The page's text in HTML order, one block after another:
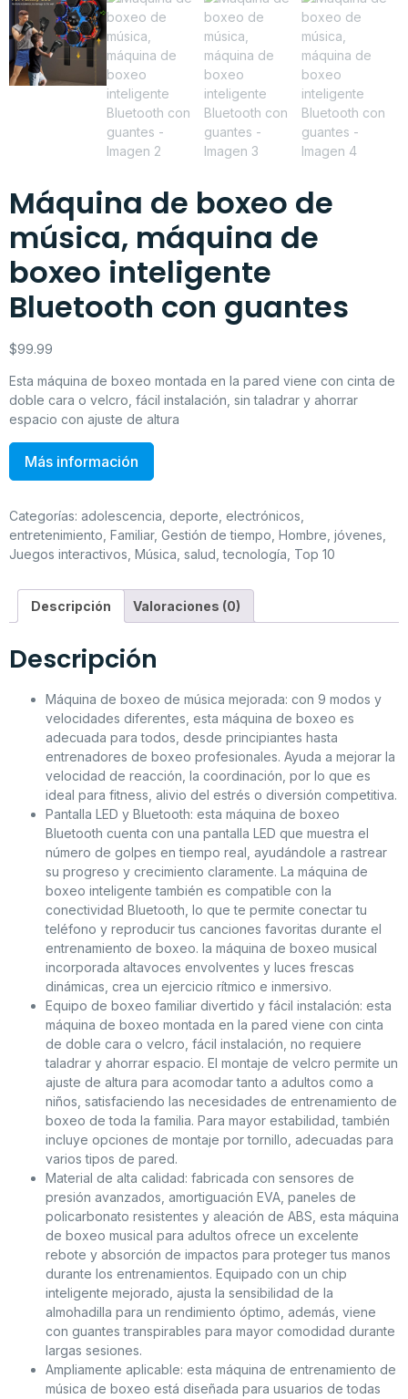
Máquina de boxeo de
música, máquina de
boxeo inteligente
Bluetooth con guantes
$99.99
Esta máquina de boxeo montada en la pared viene con cinta de
doble cara o velcro, fácil instalación, sin taladrar y ahorrar
espacio con ajuste de altura
Más información
Categorías: adolescencia deporte electrónicos
entretenimiento Familiar, Gestión de tiempo Hombre jóvenes
Juegos interactivos Música salud ,tecnología Top 10
Descripción Valoraciones (0)
Descripción
Máquina de boxeo de música mejorada: con 9 modos y
velocidades diferentes, esta máquina de boxeo es
adecuada para todos, desde principiantes hasta
entrenadores de boxeo profesionales. Ayuda a mejorar la
velocidad de reacción, la coordinación, por lo que es
ideal para fitness, alivio del estrés o diversión competitiva.
Pantalla LED y Bluetooth: esta máquina de boxeo
Bluetooth cuenta con una pantalla LED que muestra el
número de golpes en tiempo real, ayudándole a rastrear
su progreso y crecimiento claramente. La máquina de
boxeo inteligente también es compatible con la
conectividad Bluetooth, lo que te permite conectar tu
teléfono y reproducir tus canciones favoritas durante el
entrenamiento de boxeo. la máquina de boxeo musical
incorporada altavoces envolventes y luces frescas
dinámicas, crea un ejercicio rítmico e inmersivo.
Equipo de boxeo familiar divertido y fácil instalación: esta
máquina de boxeo montada en la pared viene con cinta
de doble cara o velcro, fácil instalación, no requiere
taladrar y ahorrar espacio. El montaje de velcro permite un
ajuste de altura para acomodar tanto a adultos como a
niños, satisfaciendo las necesidades de entrenamiento de
boxeo de toda la familia. Para mayor estabilidad, también
incluye opciones de montaje por tornillo, adecuadas para
varios tipos de pared.
Material de alta calidad: fabricada con sensores de
presión avanzados, amortiguación EVA, paneles de
policarbonato resistentes y aleación de ABS, esta máquina
de boxeo musical para adultos ofrece un excelente
rebote y absorción de impactos para proteger tus manos
durante los entrenamientos. Equipado con un chip
inteligente mejorado, ajusta la sensibilidad de la
almohadilla para un rendimiento óptimo, además, viene
con guantes transpirables para mayor comodidad durante
largas sesiones.
Ampliamente aplicable: esta máquina de entrenamiento de
música de boxeo está diseñada para usuarios de todas